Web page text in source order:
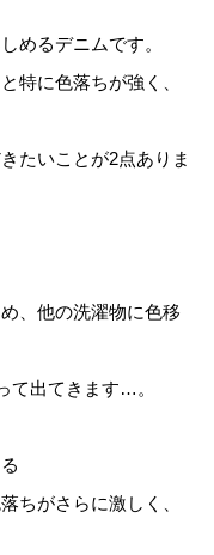
めるデニムです。
特に色落ちが強く、
たいことが2点ありま
、他の洗濯物に色移
て出てきます…。
ちがさらに激しく、